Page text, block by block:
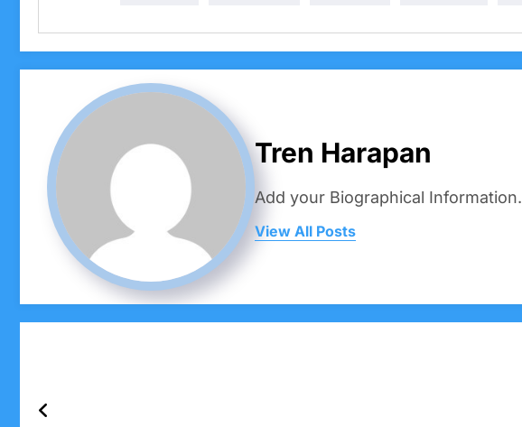
Tren Harapan
Add your Biographical Information.
View All Posts